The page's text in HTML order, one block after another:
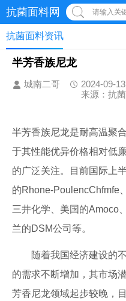
抗菌面料网 请输入关
抗菌面料资讯
半芳香族尼龙
城南二哥
2024-09-
来源：抗
半芳香族尼龙是耐高温聚
于其性能优异价格相对低
的广泛关注。目前国际上
的Rhone-PoulencChfmfe
三井化学、美国的Amoco
兰的DSM公司等。
随着我国经济建设的不
的需求不断增加，其市场
芳香尼龙领域起步较晚，